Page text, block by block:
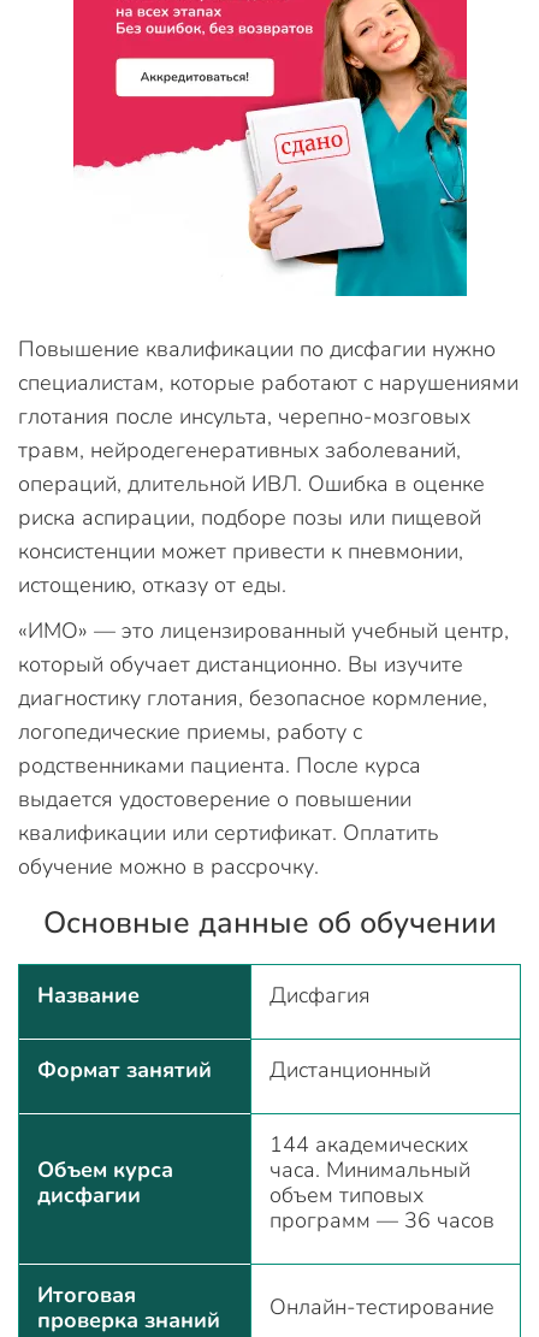
Повышение квалификации по дисфагии нужно
специалистам, которые работают с нарушениями
глотания после инсульта, черепно-мозговых
травм, нейродегенеративных заболеваний,
операций, длительной ИВЛ. Ошибка в оценке
риска аспирации, подборе позы или пищевой
консистенции может привести к пневмонии,
истощению, отказу от еды.
«ИМО» — это лицензированный учебный центр,
который обучает дистанционно. Вы изучите
диагностику глотания, безопасное кормление,
логопедические приемы, работу с
родственниками пациента. После курса
выдается удостоверение о повышении
квалификации или сертификат. Оплатить
обучение можно в рассрочку.
Основные данные об обучении
Название Дисфагия
Формат занятий Дистанционный
Объем курса
дисфагии
144 академических
часа. Минимальный
объем типовых
программ — 36 часов
Итоговая
проверка знаний
Онлайн-тестирование